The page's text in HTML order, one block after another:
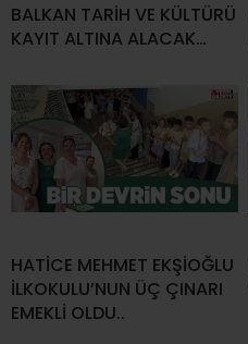
BALKAN TARİH VE KÜLTÜRÜ
KAYIT ALTINA ALACAK…
HATİCE MEHMET EKŞİOĞLU
İLKOKULU’NUN ÜÇ ÇINARI
EMEKLİ OLDU..